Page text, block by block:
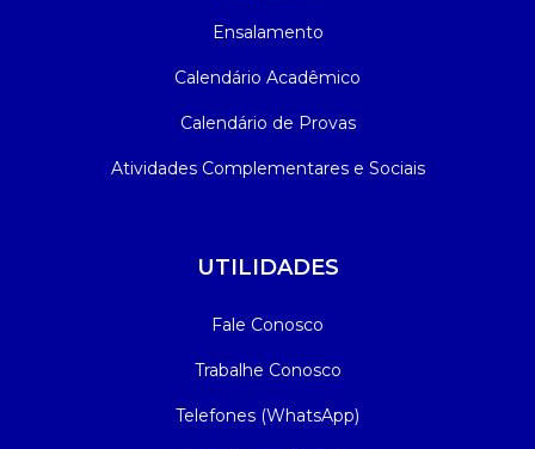
Ensalamento
Calendário Acadêmico
Calendário de Provas
Atividades Complementares e Sociais
UTILIDADES
Fale Conosco
Trabalhe Conosco
Telefones (WhatsApp)